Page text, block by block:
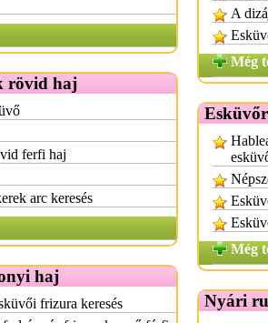
rövid haj
ferfi haj
arc keresés
haj
frizura keresés
A
Még
Még
Nyári